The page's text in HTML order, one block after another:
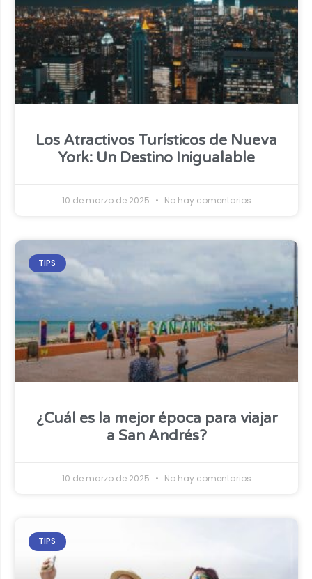
Los Atractivos Turísticos de Nueva
York: Un Destino Inigualable
10 de marzo de 2025 No hay comentarios
TIPS
¿Cuál es la mejor época para viajar
a San Andrés?
10 de marzo de 2025 No hay comentarios
TIPS